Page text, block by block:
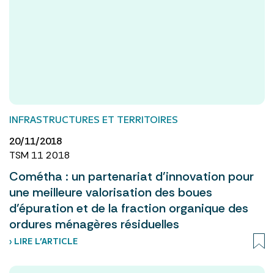
INFRASTRUCTURES ET TERRITOIRES
20/11/2018
TSM 11 2018
Cométha : un partenariat d’innovation pour
une meilleure valorisation des boues
d’épuration et de la fraction organique des
ordures ménagères résiduelles
› LIRE L’ARTICLE